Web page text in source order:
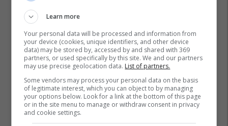
Donald Trump Irani Lufta Në Iran Shba Video
Learn more
Your personal data will be processed and information from
your device (cookies, unique identifiers, and other device
data) may be stored by, accessed by and shared with 369
partners, or used specifically by this site. We and our partners
may use precise geolocation data. List of partners.
Some vendors may process your personal data on the basis
of legitimate interest, which you can object to by managing
your options below. Look for a link at the bottom of this page
or in the site menu to manage or withdraw consent in privacy
and cookie settings.